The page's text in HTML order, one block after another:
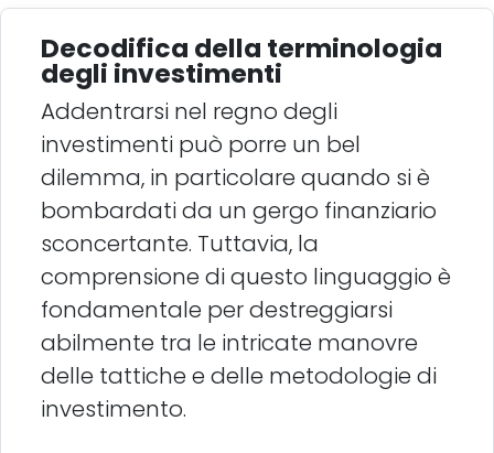
Decodifica della terminologia
degli investimenti
Addentrarsi nel regno degli
investimenti può porre un bel
dilemma, in particolare quando si è
bombardati da un gergo finanziario
sconcertante. Tuttavia, la
comprensione di questo linguaggio è
fondamentale per destreggiarsi
abilmente tra le intricate manovre
delle tattiche e delle metodologie di
investimento.